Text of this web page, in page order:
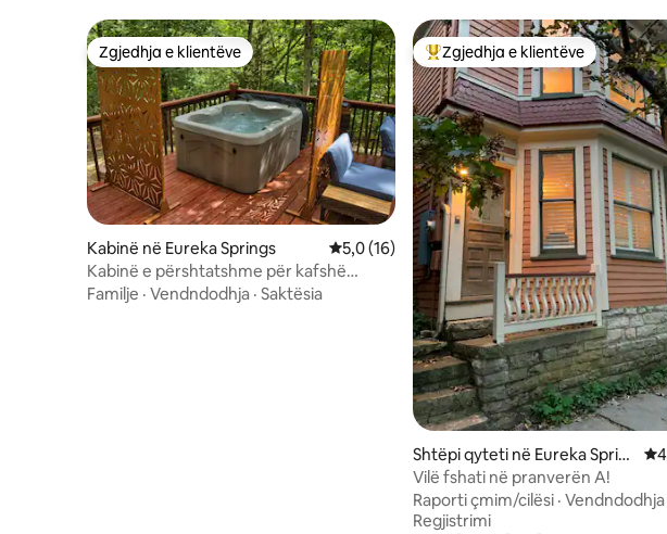
Zgjedhja e klientëve
Zgjedhja e klientëve
Kabinë në Eureka Springs Vlerësimi mesatar 5,0 nga 5, 16 vlerësime
5,0 (16)
Kabinë e përshtatshme për kafshë
shtëpiake me vaskë me hidromasazh
Familje · Vendndodhja · Saktësia
Më të mirat e zgjedhjeve të
Zgjedhja e klientëve
Shtëpi qyteti në Eureka Sprin
gs
Vilë fshati në pranverën A!
Raporti çmim/cilësi · Vendndodhja
Regjistrimi